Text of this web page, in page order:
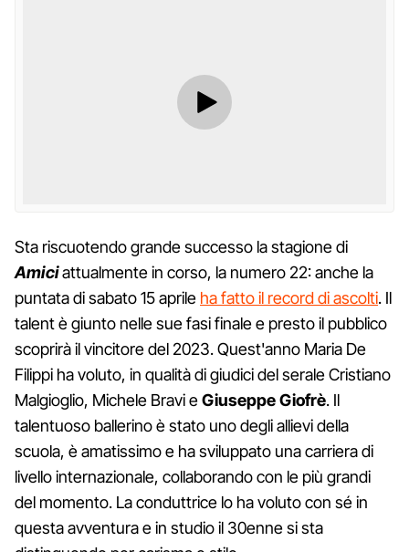
Sta riscuotendo grande successo la stagione di
Amiciattualmente in corso, la numero 22: anche la
puntata di sabato 15 aprile ha fatto il record di ascolti. Il
talent è giunto nelle sue fasi finale e presto il pubblico
scoprirà il vincitore del 2023. Quest'anno Maria De
Filippi ha voluto, in qualità di giudici del serale Cristiano
Malgioglio, Michele Bravi eGiuseppe Giofrè. Il
talentuoso ballerino è stato uno degli allievi della
scuola, è amatissimo e ha sviluppato una carriera di
livello internazionale, collaborando con le più grandi
del momento. La conduttrice lo ha voluto con sé in
questa avventura e in studio il 30enne si sta